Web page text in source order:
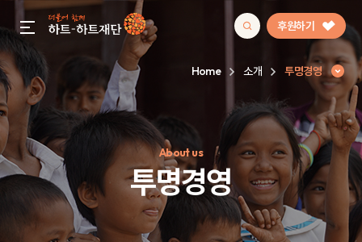
gnb menu open 후원하기
인기 키워드
#정기후원
#하트플레이스#캠페인#팬덤후원
Home 소개 투명경영
About us
투명경영